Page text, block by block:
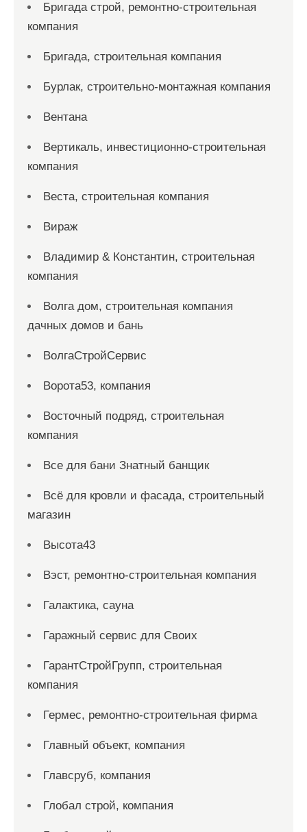
Бригада строй, ремонтно-строительная
компания
Бригада, строительная компания
Бурлак, строительно-монтажная компания
Вентана
Вертикаль, инвестиционно-строительная
компания
Веста, строительная компания
Вираж
Владимир & Константин, строительная
компания
Волга дом, строительная компания
дачных домов и бань
ВолгаСтройСервис
Ворота53, компания
Восточный подряд, строительная
компания
Все для бани Знатный банщик
Всё для кровли и фасада, строительный
магазин
Высота43
Вэст, ремонтно-строительная компания
Галактика, сауна
Гаражный сервис для Своих
ГарантСтройГрупп, строительная
компания
Гермес, ремонтно-строительная фирма
Главный объект, компания
Главсруб, компания
Глобал строй, компания